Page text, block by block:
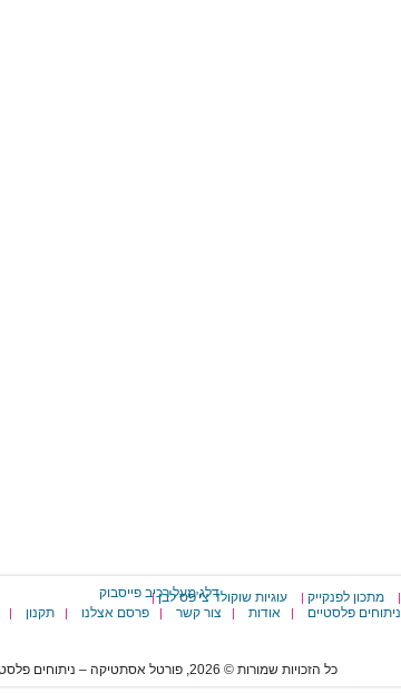
דלג מעל רכיב פייסבוק | מתכון לפנקייק | עוגיות שוקולד צי'פס לבן |
ניתוחים פלסטיים | אודות | צור קשר | פרסם אצלנו | תקנון |
כל הזכויות שמורות © 2026, פורטל אסתטיקה – ניתוחים פלסטיים